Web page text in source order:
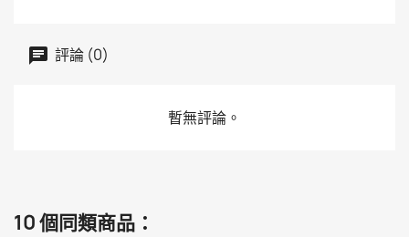
評論 (0)
暫無評論。
10 個同類商品：